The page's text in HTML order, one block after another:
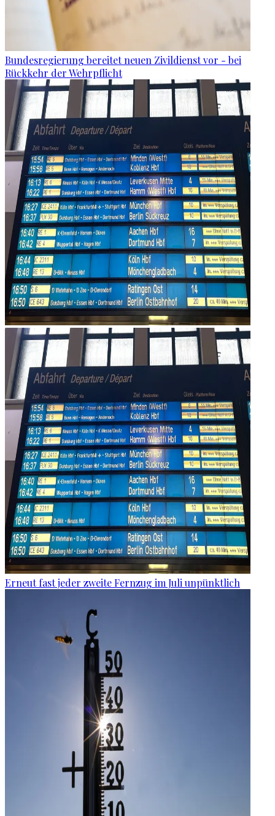
Bundesregierung bereitet neuen Zivildienst vor - bei
Rückkehr der Wehrpflicht
Erneut fast jeder zweite Fernzug im Juli unpünktlich